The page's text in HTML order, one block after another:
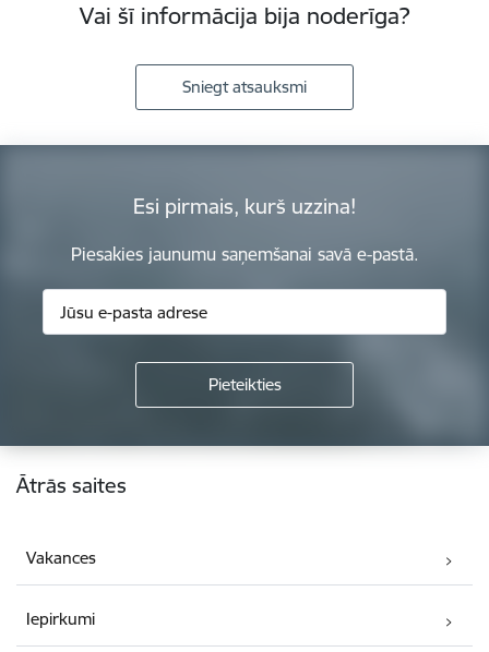
Vai šī informācija bija noderīga?
Sniegt atsauksmi
Esi pirmais, kurš uzzina!
Piesakies jaunumu saņemšanai savā e-pastā.
Kājene
Ātrās saites
Vakances
Iepirkumi